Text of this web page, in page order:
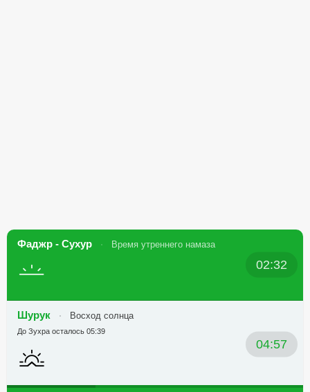
Фаджр - Сухур Время утреннего намаза
02:32
Шурук Восход солнца
04:57
До Зухра осталось 05:39